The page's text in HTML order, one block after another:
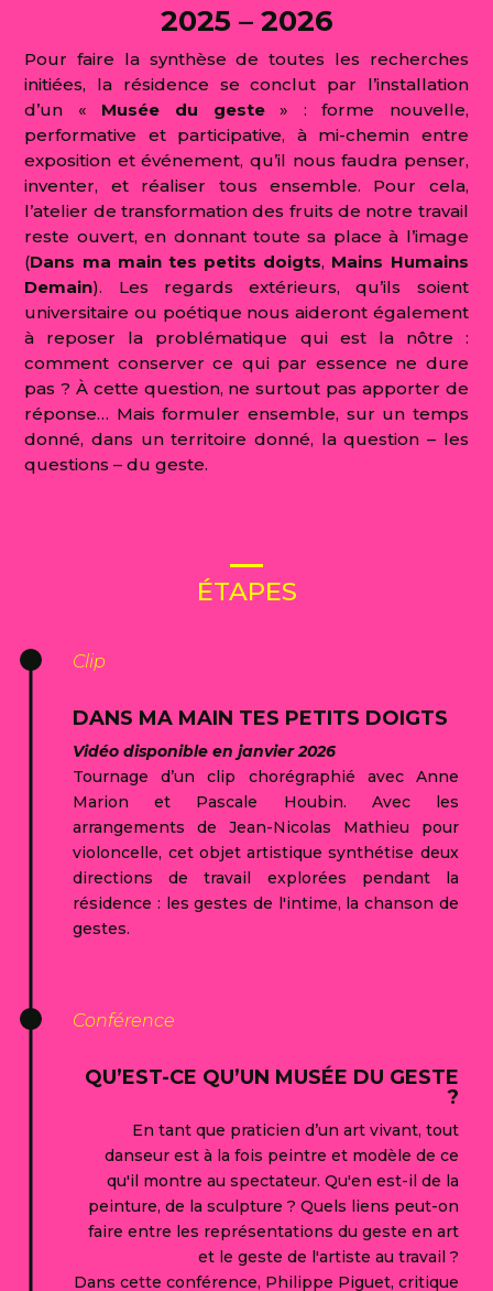
2025 – 2026
Pour faire la synthèse de toutes les recherches
initiées, la résidence se conclut par l’installation
d’un « Musée du geste» : forme nouvelle,
performative et participative, à mi-chemin entre
exposition et événement, qu’il nous faudra penser,
inventer, et réaliser tous ensemble. Pour cela,
l’atelier de transformation des fruits de notre travail
reste ouvert, en donnant toute sa place à l’image
(Dans ma main tes petits doigts, Mains Humains
Demain). Les regards extérieurs, qu’ils soient
universitaire ou poétique nous aideront également
à reposer la problématique qui est la nôtre :
comment conserver ce qui par essence ne dure
pas ? À cette question, ne surtout pas apporter de
réponse… Mais formuler ensemble, sur un temps
donné, dans un territoire donné, la question – les
questions – du geste.
ÉTAPES
Clip
DANS MA MAIN TES PETITS DOIGTS
Vidéo disponible en janvier 2026
Tournage d’un clip chorégraphié avec Anne
Marion et Pascale Houbin. Avec les
arrangements de Jean-Nicolas Mathieu pour
violoncelle, cet objet artistique synthétise deux
directions de travail explorées pendant la
résidence : les gestes de l'intime, la chanson de
gestes.
Conférence
QU’EST-CE QU’UN MUSÉE DU GESTE
?
En tant que praticien d’un art vivant, tout
danseur est à la fois peintre et modèle de ce
qu'il montre au spectateur. Qu'en est-il de la
peinture, de la sculpture ? Quels liens peut-on
faire entre les représentations du geste en art
et le geste de l'artiste au travail ?
Dans cette conférence, Philippe Piguet, critique